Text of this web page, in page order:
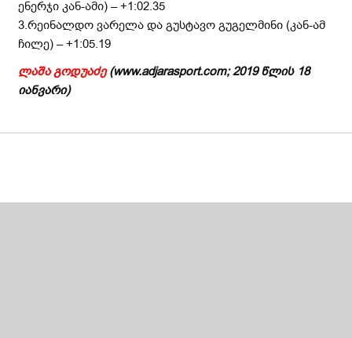
ენერჯი კან-ამი) – +1:02.35
3.რეინალდო ვარელა და გუსტავო გუგელმინი (კან-ამ
ჩილე) – +1:05.19
ლაშა გოდუაძე(www.adjarasport.com; 2019წლის 18
იანვარი)